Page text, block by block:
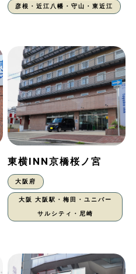
彦根・近江八幡・守山・東近江
東横INN京橋桜ノ宮
大阪府
大阪 大阪駅・梅田・ユニバー
サルシティ・尼崎